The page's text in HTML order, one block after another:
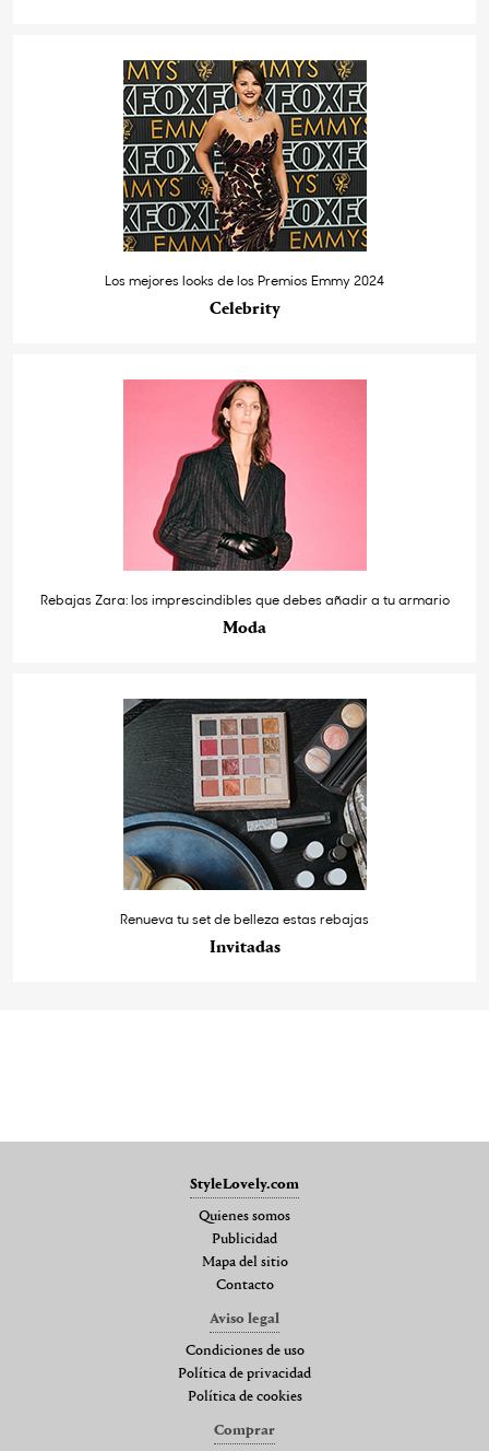
Los mejores looks de los Premios Emmy 2024
Celebrity
Rebajas Zara: los imprescindibles que debes añadir a tu armario
Moda
Renueva tu set de belleza estas rebajas
Invitadas
StyleLovely.com
Quienes somos
Publicidad
Mapa del sitio
Contacto
Aviso legal
Condiciones de uso
Política de privacidad
Política de cookies
Comprar